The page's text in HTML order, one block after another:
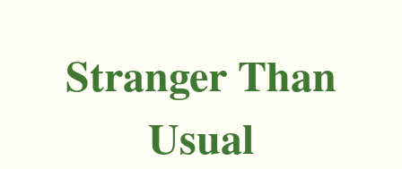
Stranger Than
Usual